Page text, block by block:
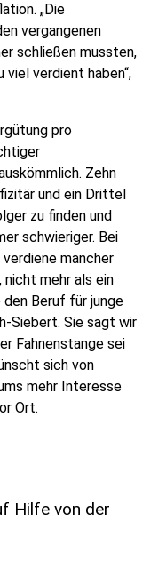
„Die
vergangenen
schließen mussten,
verdient haben“,
pro
Zehn
und ein Drittel
zu finden und
schwieriger. Bei
mancher
mehr als ein
Beruf für junge
Siebert. Sie sagt wir
Fahnenstange sei
sich von
mehr Interesse
Ort.
Hilfe von der